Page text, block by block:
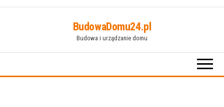
BudowaDomu24.pl
Budowa i urządzanie domu